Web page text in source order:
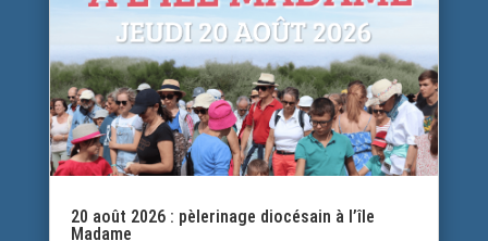
20 août 2026 : pèlerinage diocésain à l’île
Madame